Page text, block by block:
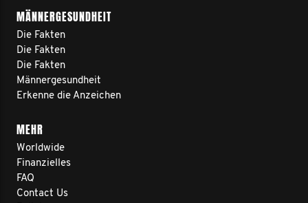
MÄNNERGESUNDHEIT
Die Fakten
Die Fakten
Die Fakten
Männergesundheit
Erkenne die Anzeichen
MEHR
Worldwide
Finanzielles
FAQ
Contact Us